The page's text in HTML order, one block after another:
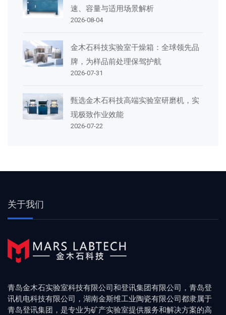
速、容量与适用场景解析
2026-08-04
金木石科技实验室干燥箱：全球领先品
牌，为样品前处理保驾护航
2026-07-31
甄选金木石科技高端实验室研磨机，实
现极致作业效能
2026-07-22
关于我们
青岛金木石实验室科技有限公司和登讯集团有限公司，青岛登
讯机电科技有限公司，湖南金斯维工业陶瓷有限公司都隶属于
青岛登讯集团，是专业为矿产实验室提供服务和解决方案的高